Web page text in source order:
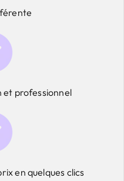
et professionnel
en quelques clics